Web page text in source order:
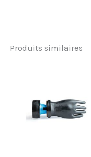
Produits similaires